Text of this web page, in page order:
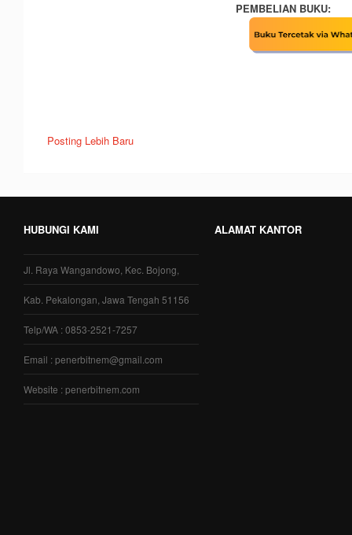
PEMBELIAN BUKU:
Posting Lebih Baru
HUBUNGI KAMI
Jl. Raya Wangandowo, Kec. Bojong,
Kab. Pekalongan, Jawa Tengah 51156
Telp/WA : 0853-2521-7257
Email : penerbitnem@gmail.com
Website : penerbitnem.com
ALAMAT KANTOR